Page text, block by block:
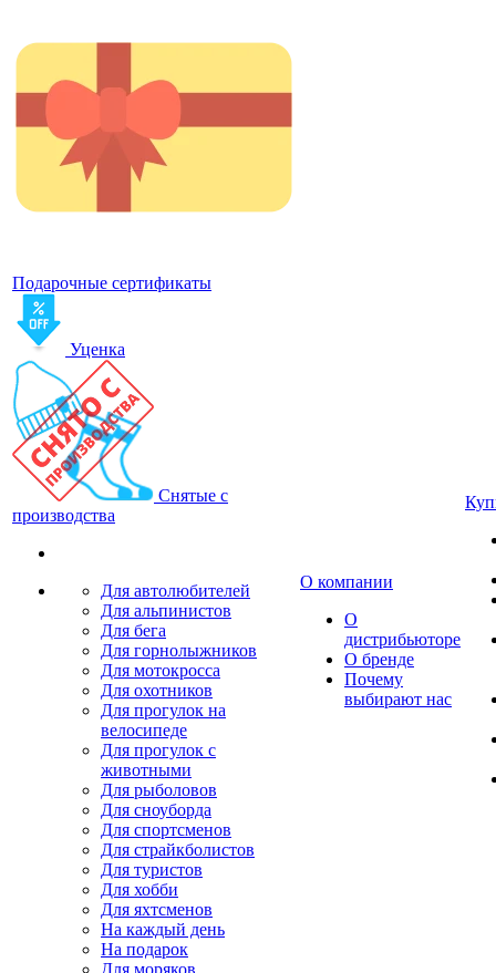
Подарочные сертификаты
Уценка
Снятые с
производства
Для автолюбителей
Для альпинистов
Для бега
Для горнолыжников
Для мотокросса
Для охотников
Для прогулок на
велосипеде
Для прогулок с
животными
Для рыболовов
Для сноуборда
Для спортсменов
Для страйкболистов
Для туристов
Для хобби
Для яхтсменов
На каждый день
На подарок
Для моряков
О компании
О
дистрибьюторе
О бренде
Почему
выбирают нас